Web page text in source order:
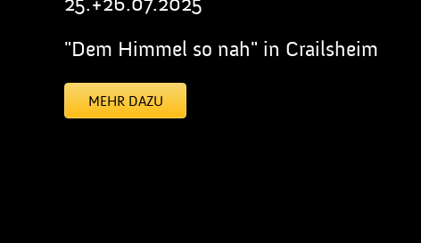
"Dem Himmel so nah" in Crailsheim
MEHR DAZU